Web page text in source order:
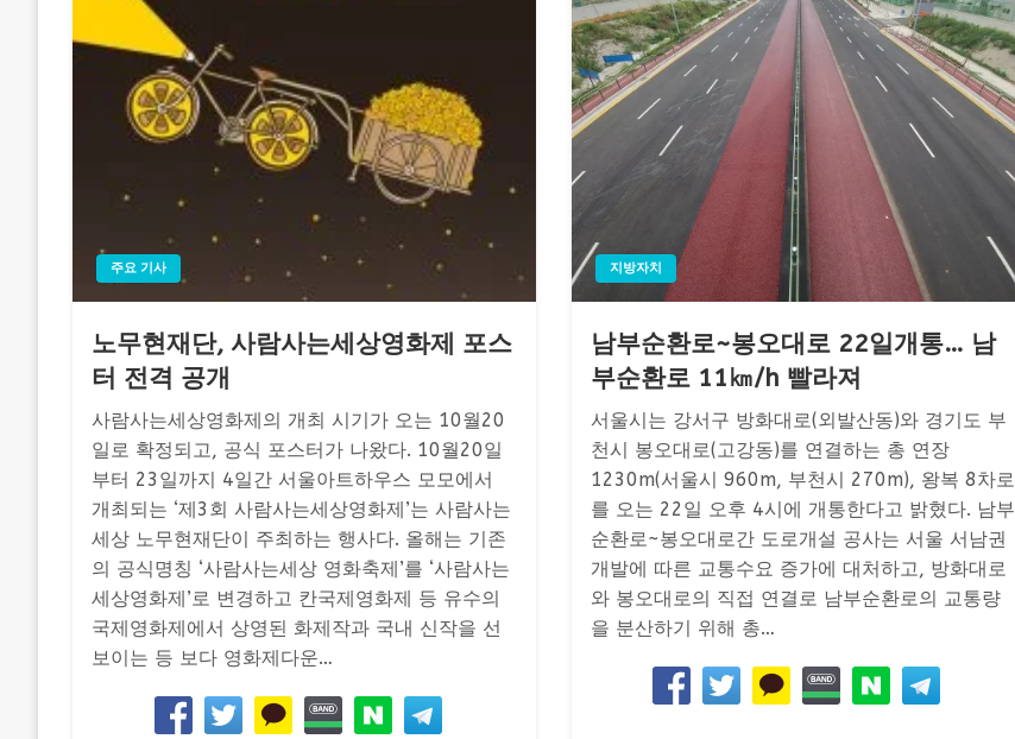
주요 기사
노무현재단, 사람사는세상영화제 포스
터 전격 공개
사람사는세상영화제의 개최 시기가 오는 10월20
일로 확정되고, 공식 포스터가 나왔다. 10월20일
부터 23일까지 4일간 서울아트하우스 모모에서
개최되는 ‘제3회 사람사는세상영화제’는 사람사는
세상 노무현재단이 주최하는 행사다. 올해는 기존
의 공식명칭 ‘사람사는세상 영화축제’를 ‘사람사는
세상영화제’로 변경하고 칸국제영화제 등 유수의
국제영화제에서 상영된 화제작과 국내 신작을 선
보이는 등 보다 영화제다운…
지방자치
남부순환로~봉오대로 22일개통… 남
부순환로 11㎞/h 빨라져
서울시는 강서구 방화대로(외발산동)와 경기도 부
천시 봉오대로(고강동)를 연결하는 총 연장
1230m(서울시 960m, 부천시 270m), 왕복 8차로
를 오는 22일 오후 4시에 개통한다고 밝혔다. 남부
순환로~봉오대로간 도로개설 공사는 서울 서남권
개발에 따른 교통수요 증가에 대처하고, 방화대로
와 봉오대로의 직접 연결로 남부순환로의 교통량
을 분산하기 위해 총…